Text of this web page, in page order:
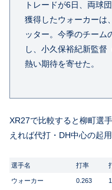
トレードが6日、両球
獲得したウォーカーは
ッター。今季のチーム
し、小久保裕紀新監督
熱い期待を寄せた。
XR27で比較すると柳町選
えれば代打・DH中心の起
選手名 打率
ウォーカー 0.263